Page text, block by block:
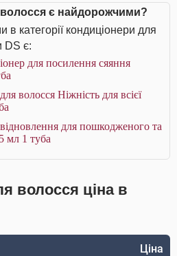
волосся є найдорожчими?
категорії кондиціонери для
DS є:
для посилення сяяння
волосся Ніжність для всієї
для пошкодженого та
мл 1 туба
волосся ціна в
Ціна